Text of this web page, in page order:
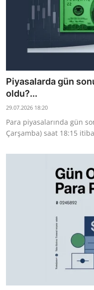
Piyasalarda gün
oldu?...
29.07.2026 18:20
Para piyasalarında gün
Çarşamba) saat 18:15